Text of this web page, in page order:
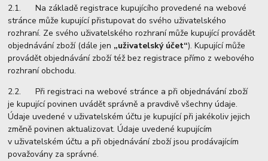
2.1. Na základě registrace kupujícího provedené na webové
stránce může kupující přistupovat do svého uživatelského
rozhraní. Ze svého uživatelského rozhraní může kupující provádět
objednávání zboží (dále jen „uživatelský účet“). Kupující může
provádět objednávání zboží též bez registrace přímo z webového
rozhraní obchodu.
2.2. Při registraci na webové stránce a při objednávání zboží
je kupující povinen uvádět správně a pravdivě všechny údaje.
Údaje uvedené v uživatelském účtu je kupující při jakékoliv jejich
změně povinen aktualizovat. Údaje uvedené kupujícím
v uživatelském účtu a při objednávání zboží jsou prodávajícím
považovány za správné.